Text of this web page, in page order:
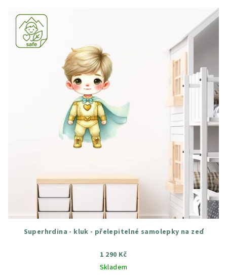
Superhrdina - kluk - přelepitelné samolepky na zeď
1 290 Kč
Skladem